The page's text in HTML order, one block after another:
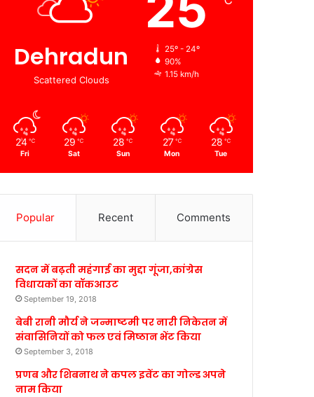
Dehradun
Scattered Clouds
25º - 24º
90%
1.15 km/h
24 ℃
Fri
29 ℃
Sat
28 ℃
Sun
27 ℃
Mon
28 ℃
Tue
Popular Recent Comments
सदन में बढ़ती महंगाई का मुद्दा गूंजा,कांग्रेस
विधायकों का वॉकआउट
September 19, 2018
बेबी रानी मौर्य ने जन्माष्टमी पर नारी निकेतन में
संवासिनियों को फल एवं मिष्ठान भेंट किया
September 3, 2018
प्रणब और शिबनाथ ने कपल इवेंट का गोल्ड अपने
नाम किया